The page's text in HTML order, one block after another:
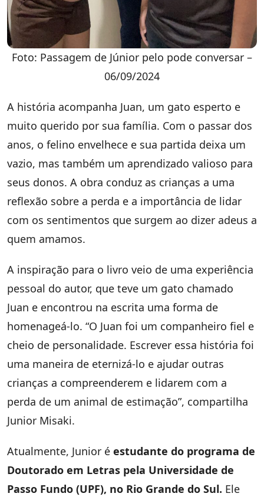
Foto: Passagem de Júnior pelo pode conversar –
06/09/2024
A história acompanha Juan, um gato esperto e
muito querido por sua família. Com o passar dos
anos, o felino envelhece e sua partida deixa um
vazio, mas também um aprendizado valioso para
seus donos. A obra conduz as crianças a uma
reflexão sobre a perda e a importância de lidar
com os sentimentos que surgem ao dizer adeus a
quem amamos.
A inspiração para o livro veio de uma experiência
pessoal do autor, que teve um gato chamado
Juan e encontrou na escrita uma forma de
homenageá-lo. “O Juan foi um companheiro fiel e
cheio de personalidade. Escrever essa história foi
uma maneira de eternizá-lo e ajudar outras
crianças a compreenderem e lidarem com a
perda de um animal de estimação”, compartilha
Junior Misaki.
Atualmente, Junior é estudante do programa de
Doutorado em Letras pela Universidade de
Passo Fundo (UPF), no Rio Grande do Sul. Ele